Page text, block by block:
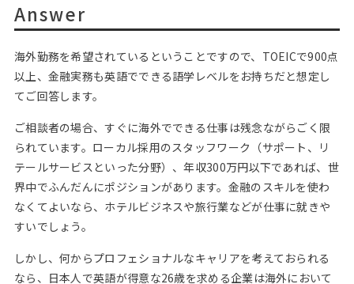
Answer
海外勤務を希望されているということですので、TOEICで900点
以上、金融実務も英語でできる語学レベルをお持ちだと想定し
てご回答します。
ご相談者の場合、すぐに海外でできる仕事は残念ながらごく限
られています。ローカル採用のスタッフワーク（サポート、リ
テールサービスといった分野）、年収300万円以下であれば、世
界中でふんだんにポジションがあります。金融のスキルを使わ
なくてよいなら、ホテルビジネスや旅行業などが仕事に就きや
すいでしょう。
しかし、何からプロフェショナルなキャリアを考えておられる
なら、日本人で英語が得意な26歳を求める企業は海外において